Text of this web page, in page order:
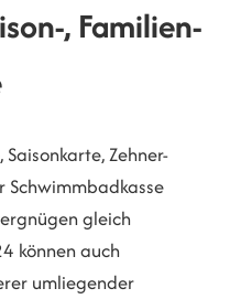
, Familien-
Zehner-
gleich
können auch
umliegender